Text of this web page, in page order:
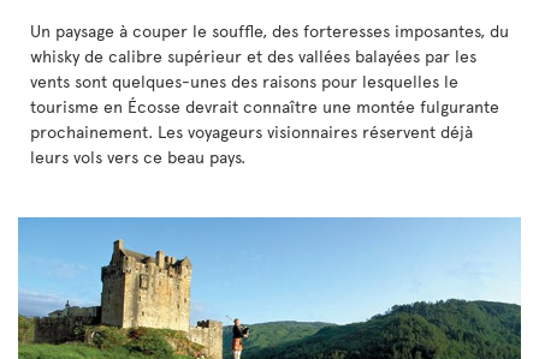
Un paysage à couper le souffle, des forteresses imposantes, du
whisky de calibre supérieur et des vallées balayées par les
vents sont quelques-unes des raisons pour lesquelles le
tourisme en Écosse devrait connaître une montée fulgurante
prochainement. Les voyageurs visionnaires réservent déjà
leurs vols vers ce beau pays.